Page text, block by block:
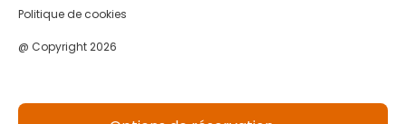
Politique de cookies
@ Copyright 2026